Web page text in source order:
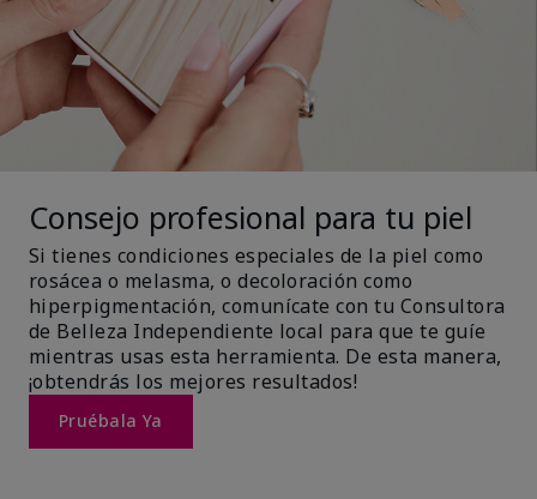
Consejo profesional para tu piel
Si tienes condiciones especiales de la piel como
rosácea o melasma, o decoloración como
hiperpigmentación, comunícate con tu Consultora
de Belleza Independiente local para que te guíe
mientras usas esta herramienta. De esta manera,
¡obtendrás los mejores resultados!
Pruébala Ya